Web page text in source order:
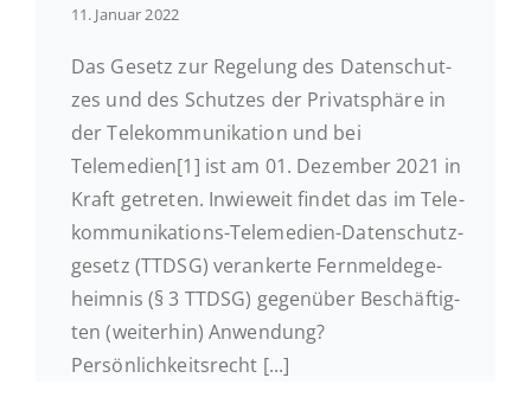
11. Januar 2022
Das Gesetz zur Re­ge­lung des Da­ten­schut­
zes und des Schut­zes der Pri­vat­sphä­re in
der Te­le­kom­mu­ni­ka­ti­on und bei
Telemedien[1] ist am 01. De­zem­ber 2021 in
Kraft ge­tre­ten. In­wie­weit findet das im Te­le­
kom­mu­ni­ka­ti­ons-Te­le­me­di­en-Da­ten­schutz­
ge­setz (TTDSG) ver­an­ker­te Fern­mel­de­ge­
heim­nis (§ 3 TTDSG) ge­gen­über Be­schäf­tig­
ten (wei­ter­hin) An­wen­dung?
Persönlichkeitsrecht [...]